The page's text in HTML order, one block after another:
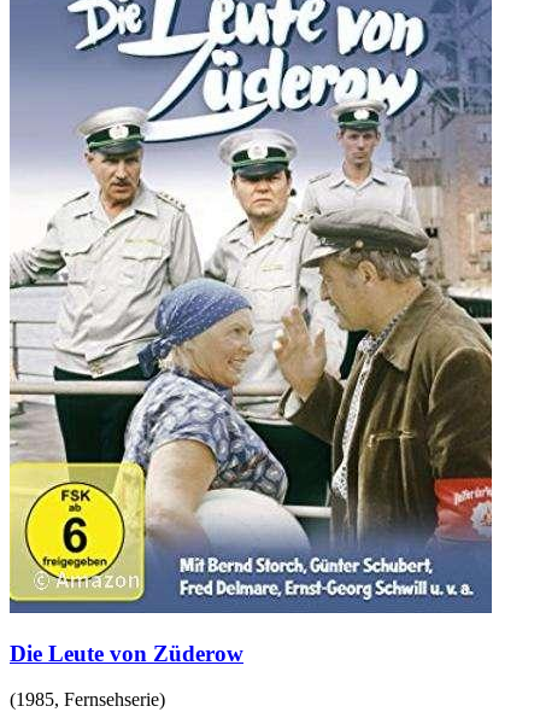
Die Leute von Züderow
(1985, Fernsehserie)